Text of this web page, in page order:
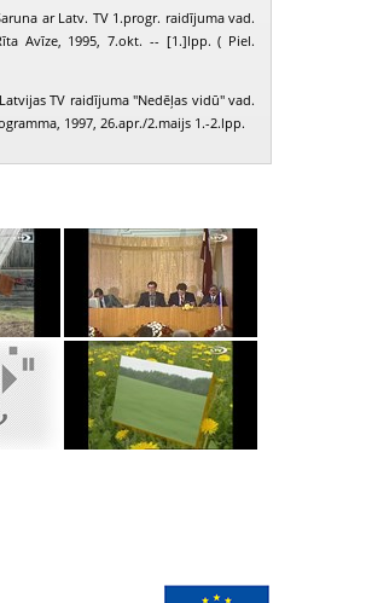
ar Latv. TV 1.progr. raidījuma vad.
Avīze, 1995, 7.okt. -- [1.]lpp. ( Piel.
TV raidījuma "Nedēļas vidū" vad.
1997, 26.apr./2.maijs 1.-2.lpp.